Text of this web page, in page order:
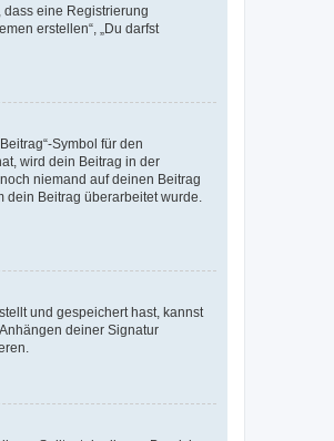
dass eine Registrierung
erstellen“, „Du darfst
Symbol für den
wird dein Beitrag in der
niemand auf deinen Beitrag
Beitrag überarbeitet wurde.
und gespeichert hast, kannst
deiner Signatur